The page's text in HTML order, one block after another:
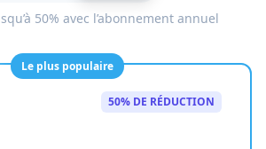
50% avec l’abonnement annuel
Le plus populaire
50% DE RÉDUCTION